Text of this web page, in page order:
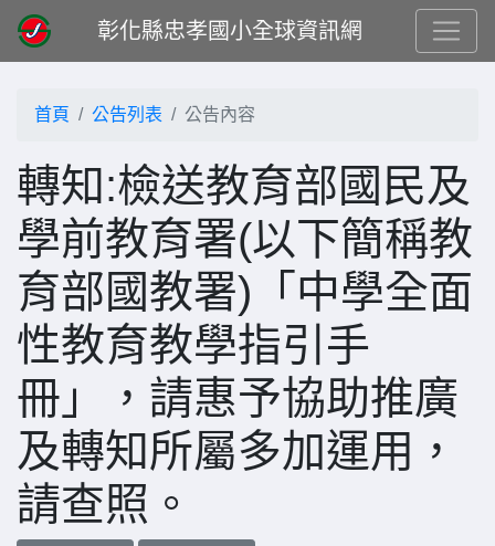
彰化縣忠孝國小全球資訊網
首頁 公告列表 公告內容
轉知:檢送教育部國民及
學前教育署(以下簡稱教
育部國教署)「中學全面
性教育教學指引手
冊」，請惠予協助推廣
及轉知所屬多加運用，
請查照。